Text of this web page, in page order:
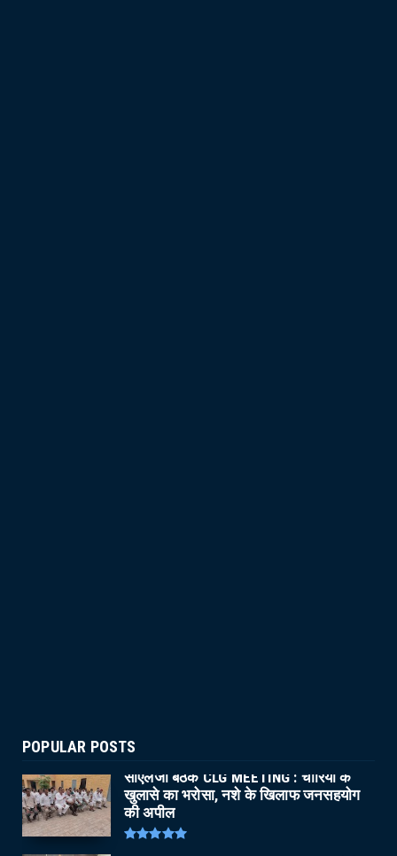
POPULAR POSTS
सीएलजी बैठक CLG MEETING : चोरियों के
खुलासे का भरोसा, नशे के खिलाफ जनसहयोग
की अपील